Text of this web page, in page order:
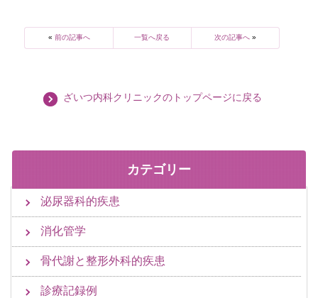
« 前の記事へ 一覧へ戻る 次の記事へ»
ざいつ内科クリニックのトップページに戻る
カテゴリー
泌尿器科的疾患
消化管学
骨代謝と整形外科的疾患
診療記録例